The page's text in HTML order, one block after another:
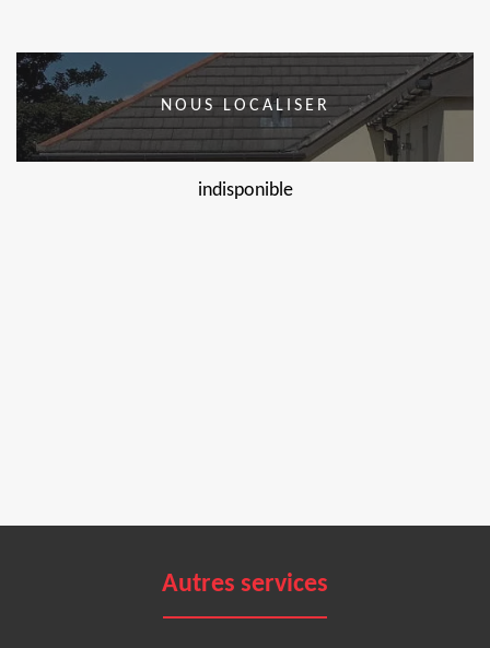
NOUS LOCALISER
indisponible
Autres services